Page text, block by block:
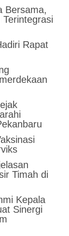
Bersama,
Rapat
Timah di
Kepala
Sinergi